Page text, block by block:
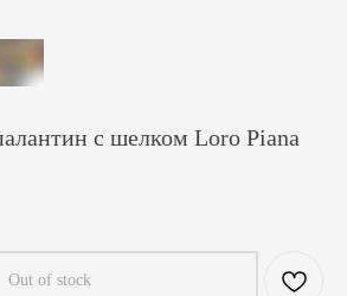
с шелком Loro Piana
Out of stock